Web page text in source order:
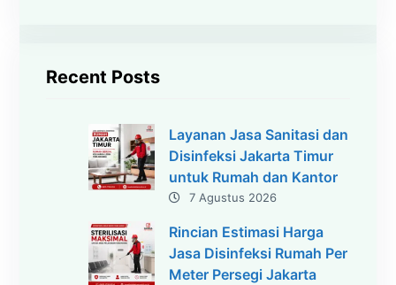
Recent Posts
Layanan Jasa Sanitasi dan
Disinfeksi Jakarta Timur
untuk Rumah dan Kantor
7 Agustus 2026
Rincian Estimasi Harga
Jasa Disinfeksi Rumah Per
Meter Persegi Jakarta